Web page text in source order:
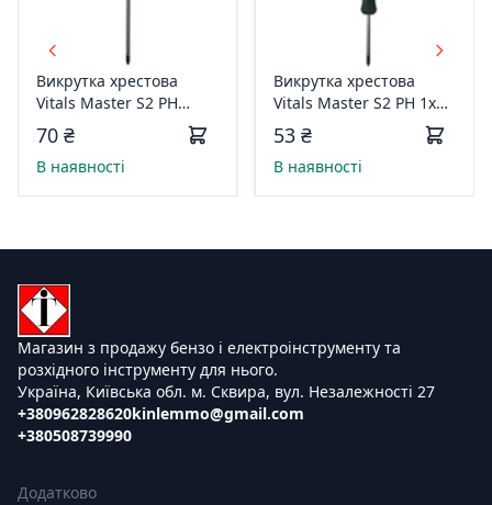
Викрутка хрестова
Vitals Master S2 PH
2х150 мм 179527
70 ₴
В наявності
Викрутка хрестова
Vitals Master S2 PH 1х75
мм 179523
53 ₴
В наявності
Магазин з продажу бензо і електроінструменту та
розхідного інструменту для нього.
Україна, Київська обл. м. Сквира, вул. Незалежності 27
+380962828620
+380508739990
kinlemmo@gmail.com
Додатково